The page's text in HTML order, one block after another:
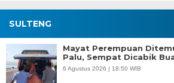
SULTENG
Mayat Perempuan
Palu, Sempat Dicabik
6 Agustus 2026 | 18:50 WIB